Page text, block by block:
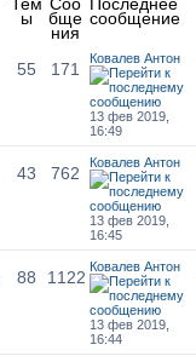
ы бще
ния
сообщение
55 171
Ковалев Антон
13 фев 2019,
16:49
43 762
Ковалев Антон
13 фев 2019,
16:45
88 1122
Ковалев Антон
13 фев 2019,
16:44